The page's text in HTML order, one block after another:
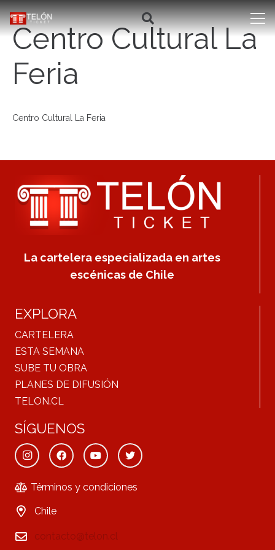
Centro Cultural La
Feria
Centro Cultural La Feria
La cartelera especializada en artes
escénicas de Chile
EXPLORA
CARTELERA
ESTA SEMANA
SUBE TU OBRA
PLANES DE DIFUSIÓN
TELON.CL
SÍGUENOS
Términos y condiciones
Chile
contacto@telon.cl